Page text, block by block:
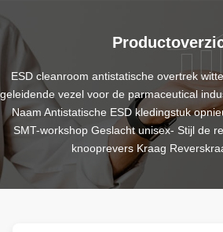
ESD cleanroom antistatische overtrek
geleidende vezel voor de parmaceutical
Naam Antistatische ESD kledingstuk
SMT-workshop Geslacht unisex- Stijl de
knooprevers Kraag